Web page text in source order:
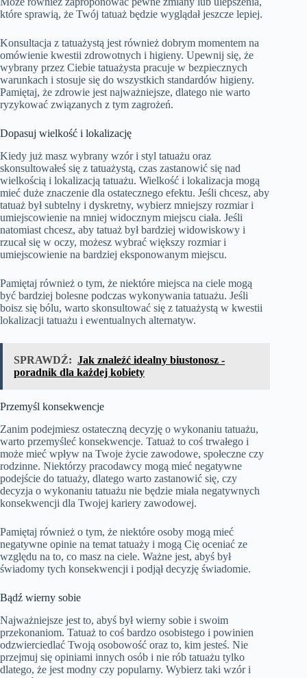
które sprawią, że Twój tatuaż będzie wyglądał jeszcze lepiej.
Konsultacja z tatuażystą jest również dobrym momentem na
omówienie kwestii zdrowotnych i higieny. Upewnij się, że
wybrany przez Ciebie tatuażysta pracuje w bezpiecznych
warunkach i stosuje się do wszystkich standardów higieny.
Pamiętaj, że zdrowie jest najważniejsze, dlatego nie warto
ryzykować związanych z tym zagrożeń.
Dopasuj wielkość i lokalizację
Kiedy już masz wybrany wzór i styl tatuażu oraz
skonsultowałeś się z tatuażystą, czas zastanowić się nad
wielkością i lokalizacją tatuażu. Wielkość i lokalizacja mogą
mieć duże znaczenie dla ostatecznego efektu. Jeśli chcesz, aby
tatuaż był subtelny i dyskretny, wybierz mniejszy rozmiar i
umiejscowienie na mniej widocznym miejscu ciała. Jeśli
natomiast chcesz, aby tatuaż był bardziej widowiskowy i
rzucał się w oczy, możesz wybrać większy rozmiar i
umiejscowienie na bardziej eksponowanym miejscu.
Pamiętaj również o tym, że niektóre miejsca na ciele mogą
być bardziej bolesne podczas wykonywania tatuażu. Jeśli
boisz się bólu, warto skonsultować się z tatuażystą w kwestii
lokalizacji tatuażu i ewentualnych alternatyw.
SPRAWDŹ: Jak znaleźć idealny biustonosz -
poradnik dla każdej kobiety
Przemyśl konsekwencje
Zanim podejmiesz ostateczną decyzję o wykonaniu tatuażu,
warto przemyśleć konsekwencje. Tatuaż to coś trwałego i
może mieć wpływ na Twoje życie zawodowe, społeczne czy
rodzinne. Niektórzy pracodawcy mogą mieć negatywne
podejście do tatuaży, dlatego warto zastanowić się, czy
decyzja o wykonaniu tatuażu nie będzie miała negatywnych
konsekwencji dla Twojej kariery zawodowej.
Pamiętaj również o tym, że niektóre osoby mogą mieć
negatywne opinie na temat tatuaży i mogą Cię oceniać ze
względu na to, co masz na ciele. Ważne jest, abyś był
świadomy tych konsekwencji i podjął decyzję świadomie.
Bądź wierny sobie
Najważniejsze jest to, abyś był wierny sobie i swoim
przekonaniom. Tatuaż to coś bardzo osobistego i powinien
odzwierciedlać Twoją osobowość oraz to, kim jesteś. Nie
przejmuj się opiniami innych osób i nie rób tatuażu tylko
dlatego, że jest modny czy popularny. Wybierz taki wzór i